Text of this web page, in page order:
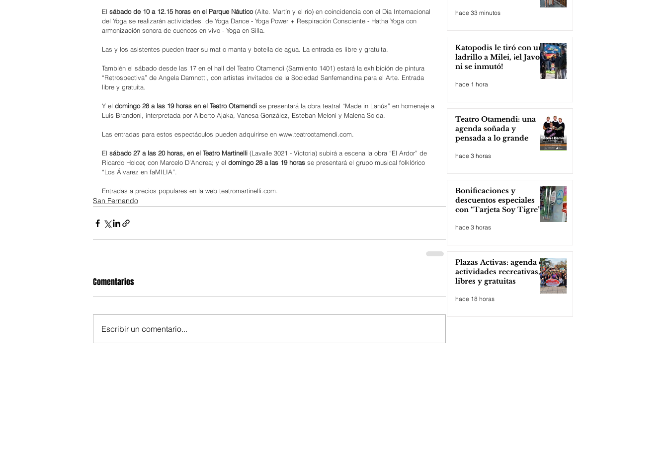
El sábado de 10 a 12.15 horas en el Parque Náutico (Alte. Martín y el río) en coincidencia con el Día Internacional
del Yoga se realizarán actividades  de Yoga Dance - Yoga Power + Respiración Consciente - Hatha Yoga con
armonización sonora de cuencos en vivo - Yoga en Silla.
Las y los asistentes pueden traer su mat o manta y botella de agua. La entrada es libre y gratuita.
También el sábado desde las 17 en el hall del Teatro Otamendi (Sarmiento 1401) estará la exhibición de pintura
“Retrospectiva” de Angela Damnotti, con artistas invitados de la Sociedad Sanfernandina para el Arte. Entrada
libre y gratuita.
Y el domingo 28 a las 19 horas en el Teatro Otamendi se presentará la obra teatral “Made in Lanús” en homenaje a
Luis Brandoni, interpretada por Alberto Ajaka, Vanesa González, Esteban Meloni y Malena Solda.
Las entradas para estos espectáculos pueden adquirirse en www.teatrootamendi.com.
El sábado 27 a las 20 horas, en el Teatro Martinelli (Lavalle 3021 - Victoria) subirá a escena la obra “El Ardor” de
Ricardo Holcer, con Marcelo D’Andrea; y el domingo 28 a las 19 horas se presentará el grupo musical folklórico
“Los Álvarez en faMILIA”.
Entradas a precios populares en la web teatromartinelli.com.
San Fernando
Comentarios
Escribir un comentario...
hace 33 minutos
Katopodis le tiró con un
ladrillo a Milei, ¡el Javo
ni se inmutó!
hace 1 hora
Teatro Otamendi: una
agenda soñada y
pensada a lo grande
hace 3 horas
Bonificaciones y
descuentos especiales
con “Tarjeta Soy Tigre”
hace 3 horas
Plazas Activas: agenda de
actividades recreativas,
libres y gratuitas
hace 18 horas